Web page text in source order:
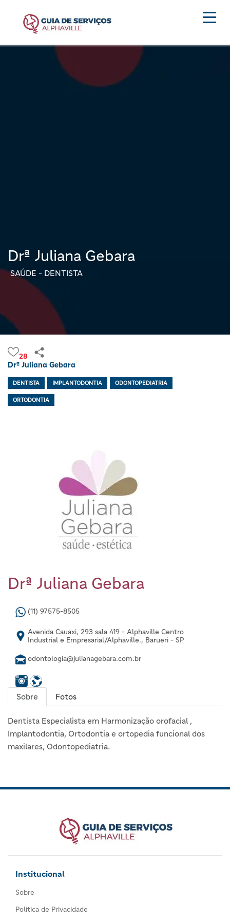
Drª Juliana Gebara
SAÚDE - DENTISTA
28
Drª Juliana Gebara
DENTISTA IMPLANTODONTIA ODONTOPEDIATRIA
ORTODONTIA
Drª Juliana Gebara
(11) 97575-8505
Avenida Cauaxi, 293 sala 419 - Alphaville Centro
Industrial e Empresarial/Alphaville., Barueri - SP
odontologia@julianagebara.com.br
Sobre Fotos
Dentista Especialista em Harmonização orofacial ,
Implantodontia, Ortodontia e ortopedia funcional dos
maxilares, Odontopediatria.
Institucional
Sobre
Política de Privacidade